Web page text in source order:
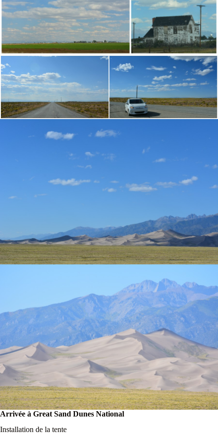
Arrivée à Great Sand Dunes National
Installation de la tente